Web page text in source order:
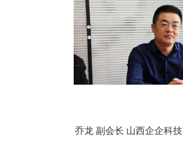
乔龙 副会长 山西企企科